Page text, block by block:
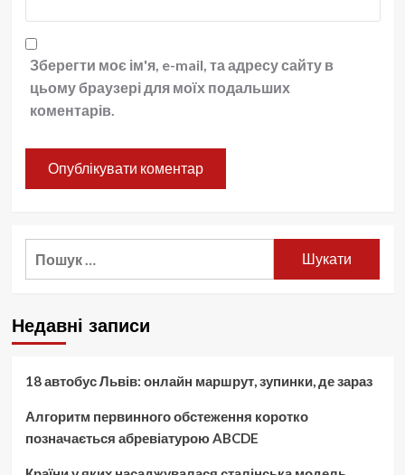
Зберегти моє ім'я, e-mail, та адресу сайту в
цьому браузері для моїх подальших
коментарів.
Недавні записи
18 автобус Львів: онлайн маршрут, зупинки, де зараз
Алгоритм первинного обстеження коротко
позначається абревіатурою ABCDE